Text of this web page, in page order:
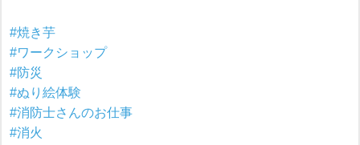
#焼き芋
#ワークショップ
#防災
#ぬり絵体験
#消防士さんのお仕事
#消火